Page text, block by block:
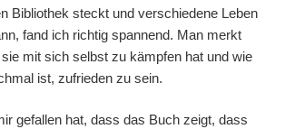
Bibliothek steckt und verschiedene Leben
fand ich richtig spannend. Man merkt
mit sich selbst zu kämpfen hat und wie
ist, zufrieden zu sein.
gefallen hat, dass das Buch zeigt, dass